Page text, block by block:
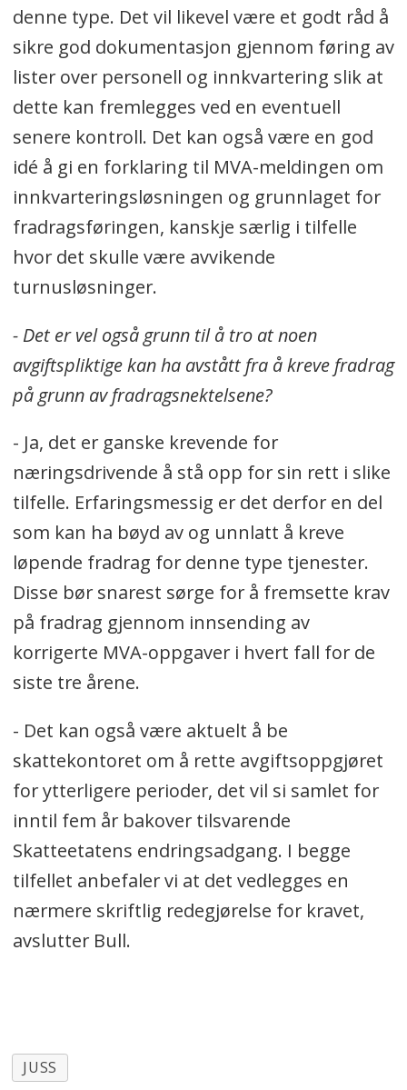
denne type. Det vil likevel være et godt råd å
sikre god dokumentasjon gjennom føring av
lister over personell og innkvartering slik at
dette kan fremlegges ved en eventuell
senere kontroll. Det kan også være en god
idé å gi en forklaring til MVA-meldingen om
innkvarteringsløsningen og grunnlaget for
fradragsføringen, kanskje særlig i tilfelle
hvor det skulle være avvikende
turnusløsninger.
- Det er vel også grunn til å tro at noen
avgiftspliktige kan ha avstått fra å kreve fradrag
på grunn av fradragsnektelsene?
- Ja, det er ganske krevende for
næringsdrivende å stå opp for sin rett i slike
tilfelle. Erfaringsmessig er det derfor en del
som kan ha bøyd av og unnlatt å kreve
løpende fradrag for denne type tjenester.
Disse bør snarest sørge for å fremsette krav
på fradrag gjennom innsending av
korrigerte MVA-oppgaver i hvert fall for de
siste tre årene.
- Det kan også være aktuelt å be
skattekontoret om å rette avgiftsoppgjøret
for ytterligere perioder, det vil si samlet for
inntil fem år bakover tilsvarende
Skatteetatens endringsadgang. I begge
tilfellet anbefaler vi at det vedlegges en
nærmere skriftlig redegjørelse for kravet,
avslutter Bull.
JUSS